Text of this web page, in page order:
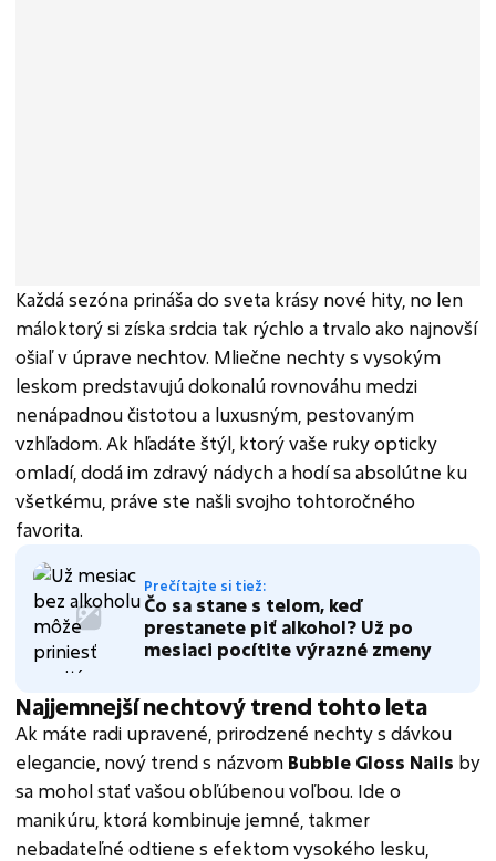
Každá sezóna prináša do sveta krásy nové hity, no len
máloktorý si získa srdcia tak rýchlo a trvalo ako najnovší
ošiaľ v úprave nechtov. Mliečne nechty s vysokým
leskom predstavujú dokonalú rovnováhu medzi
nenápadnou čistotou a luxusným, pestovaným
vzhľadom. Ak hľadáte štýl, ktorý vaše ruky opticky
omladí, dodá im zdravý nádych a hodí sa absolútne ku
všetkému, práve ste našli svojho tohtoročného
favorita.
Prečítajte si tiež:
Čo sa stane s telom, keď
prestanete piť alkohol? Už po
mesiaci pocítite výrazné zmeny
Najjemnejší nechtový trend tohto leta
Ak máte radi upravené, prirodzené nechty s dávkou
elegancie, nový trend s názvom Bubble Gloss Nails by
sa mohol stať vašou obľúbenou voľbou. Ide o
manikúru, ktorá kombinuje jemné, takmer
nebadateľné odtiene s efektom vysokého lesku,